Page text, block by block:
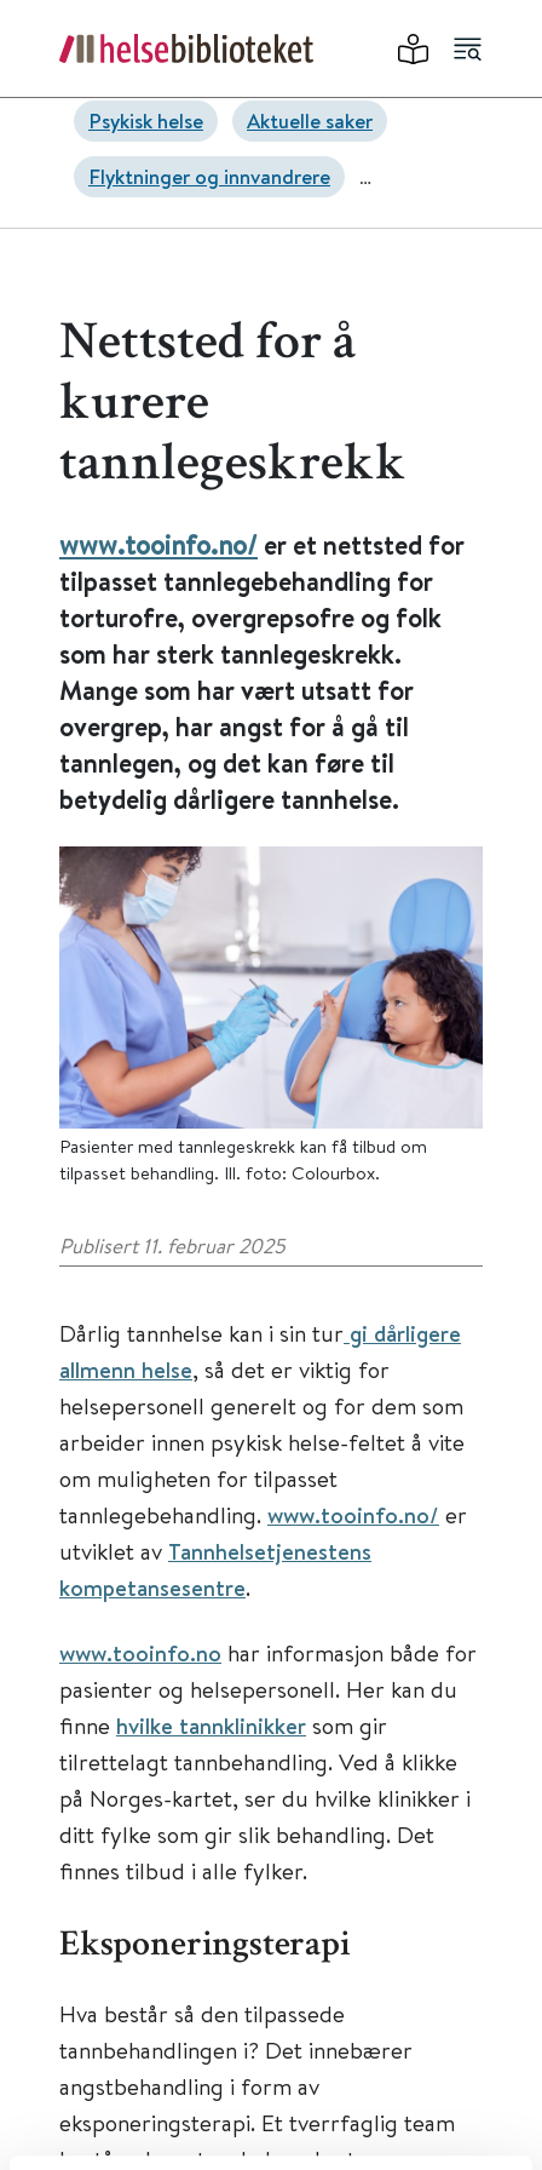
Psykisk helse
Aktuelle saker
Flyktninger og innvandrere
Psykoterapi
Kropp og sinn
Angst
Nettsted for å
kurere
tannlegeskrekk
www.tooinfo.no/ er et nettsted for
tilpasset tannlegebehandling for
torturofre, overgrepsofre og folk
som har sterk tannlegeskrekk.
Mange som har vært utsatt for
overgrep, har angst for å gå til
tannlegen, og det kan føre til
betydelig dårligere tannhelse.
Pasienter med tannlegeskrekk kan få tilbud om
tilpasset behandling. Ill. foto: Colourbox.
Publisert 11. februar 2025
Dårlig tannhelse kan i sin tur gi dårligere
allmenn helse, så det er viktig for
helsepersonell generelt og for dem som
arbeider innen psykisk helse-feltet å vite
om muligheten for tilpasset
tannlegebehandling. www.tooinfo.no/ er
utviklet av Tannhelsetjenestens
kompetansesentre.
www.tooinfo.no har informasjon både for
pasienter og helsepersonell. Her kan du
finne hvilke tannklinikker som gir
tilrettelagt tannbehandling. Ved å klikke
på Norges-kartet, ser du hvilke klinikker i
ditt fylke som gir slik behandling. Det
finnes tilbud i alle fylker.
Eksponeringsterapi
Hva består så den tilpassede
tannbehandlingen i? Det innebærer
angstbehandling i form av
eksponeringsterapi. Et tverrfaglig team
bestående av tannhelsesekretær,